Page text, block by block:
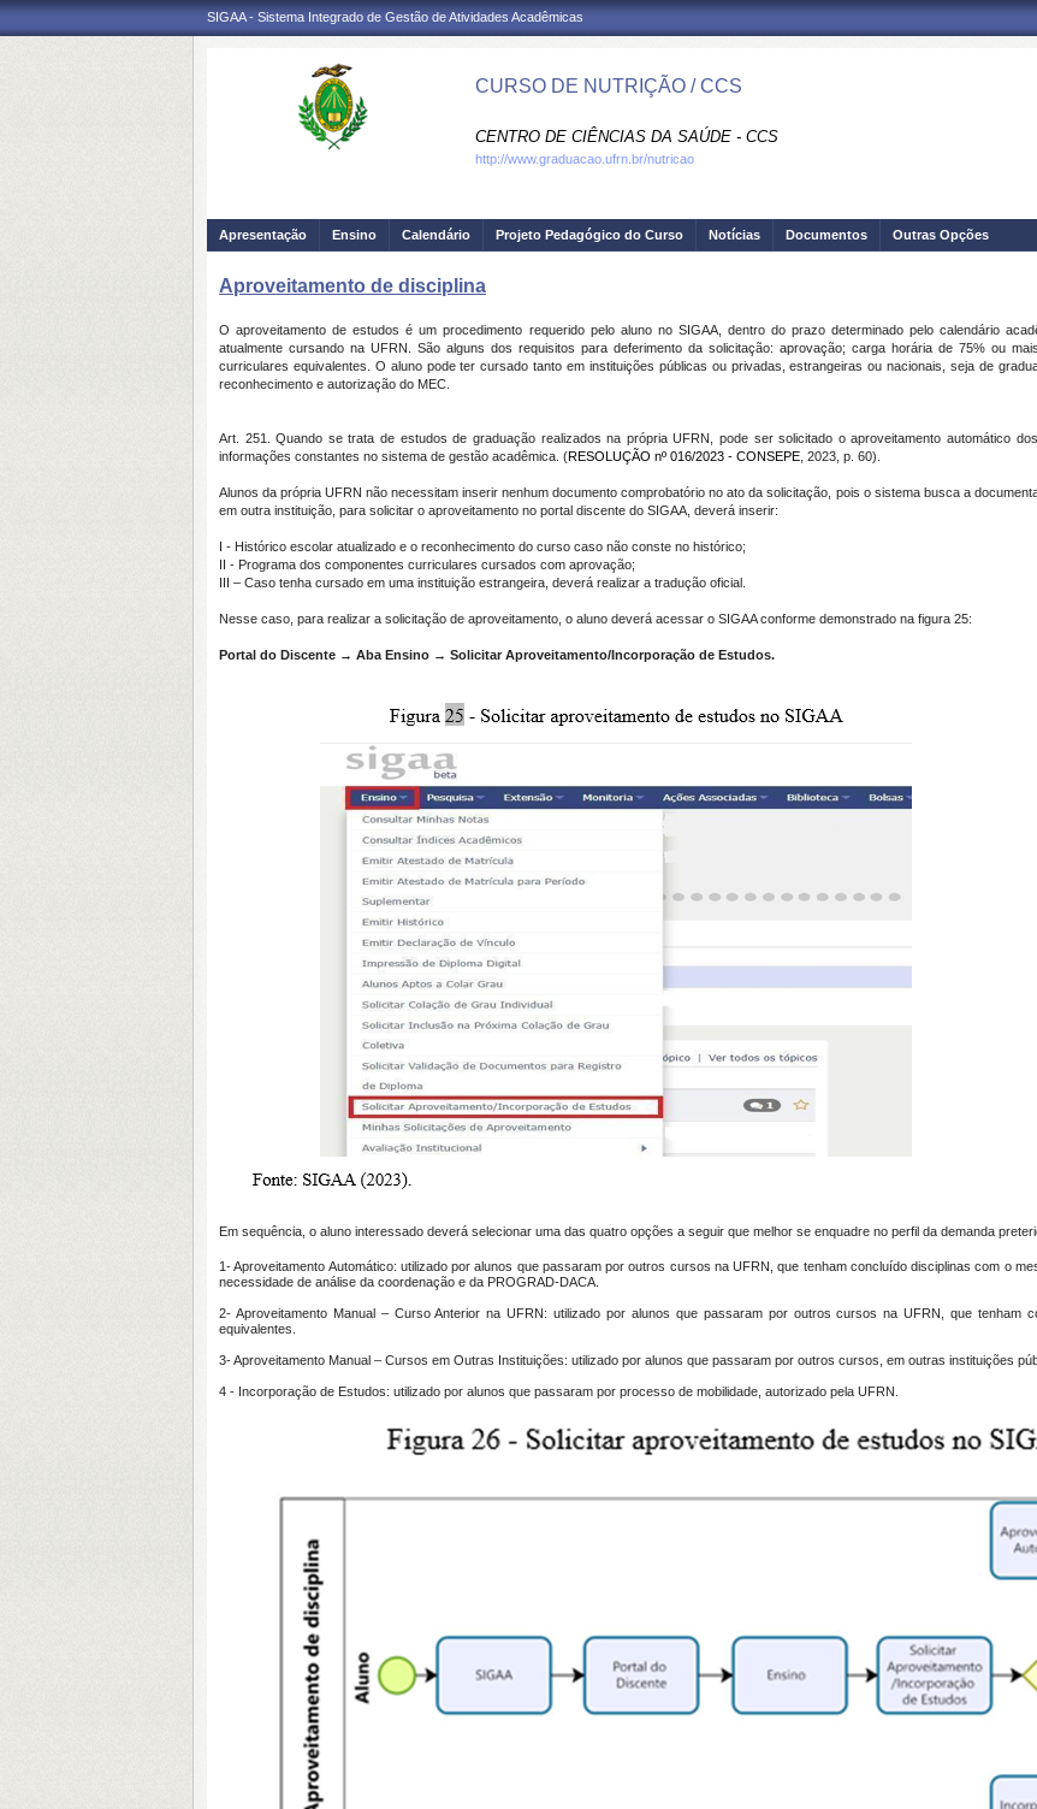
SIGAA - Sistema Integrado de Gestão de Atividades Acadêmicas
CURSO DE NUTRIÇÃO / CCS
CENTRO DE CIÊNCIAS DA SAÚDE - CCS
http://www.graduacao.ufrn.br/nutricao
Apresentação Ensino Calendário Projeto Pedagógico do Curso Notícias Documentos Outras Opções
Aproveitamento de disciplina
O aproveitamento de estudos é um procedimento requerido pelo aluno no SIGAA, dentro do prazo determinado pelo calendário
atualmente cursando na UFRN. São alguns dos requisitos para deferimento da solicitação: aprovação; carga horária de 75% ou
curriculares equivalentes. O aluno pode ter cursado tanto em instituições públicas ou privadas, estrangeiras ou nacionais, seja de
reconhecimento e autorização do MEC.
Art. 251. Quando se trata de estudos de graduação realizados na própria UFRN, pode ser solicitado o aproveitamento automático
informações constantes no sistema de gestão acadêmica. (RESOLUÇÃO nº 016/2023 - CONSEPE , 2023, p. 60).
Alunos da própria UFRN não necessitam inserir nenhum documento comprobatório no ato da solicitação, pois o sistema busca a
em outra instituição, para solicitar o aproveitamento no portal discente do SIGAA, deverá inserir:
I - Histórico escolar atualizado e o reconhecimento do curso caso não conste no histórico;
II - Programa dos componentes curriculares cursados com aprovação;
III – Caso tenha cursado em uma instituição estrangeira, deverá realizar a tradução oficial.
Nesse caso, para realizar a solicitação de aproveitamento, o aluno deverá acessar o SIGAA conforme demonstrado na figura 25:
Portal do Discente → Aba Ensino → Solicitar Aproveitamento/Incorporação de Estudos.
Em sequência, o aluno interessado deverá selecionar uma das quatro opções a seguir que melhor se enquadre no perfil da demanda
1- Aproveitamento Automático: utilizado por alunos que passaram por outros cursos na UFRN, que tenham concluído disciplinas com o
necessidade de análise da coordenação e da PROGRAD-DACA.
2- Aproveitamento Manual – Curso Anterior na UFRN: utilizado por alunos que passaram por outros cursos na UFRN, que tenham
equivalentes.
3- Aproveitamento Manual – Cursos em Outras Instituições: utilizado por alunos que passaram por outros cursos, em outras instituições
4 - Incorporação de Estudos: utilizado por alunos que passaram por processo de mobilidade, autorizado pela UFRN.